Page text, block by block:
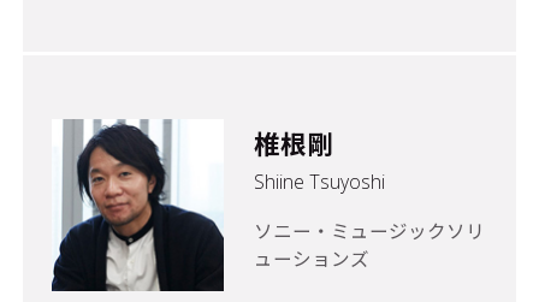
椎根剛
Shiine Tsuyoshi
ソニー・ミュージックソリ
ューションズ